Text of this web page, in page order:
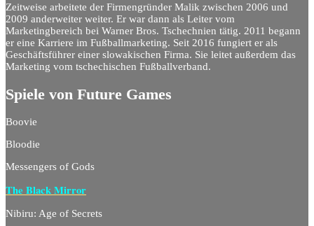
Zeitweise arbeitete der Firmengründer Malik zwischen 2006 und
2009 anderweiter weiter. Er war dann als Leiter vom
Marketingbereich bei Warner Bros. Tschechnien tätig. 2011 begann
er eine Karriere im Fußballmarketing. Seit 2016 fungiert er als
Geschäftsführer einer slowakischen Firma. Sie leitet außerdem das
Marketing vom tschechischen Fußballverband.
Spiele von Future Games
Boovie
Bloodie
Messengers of Gods
The Black Mirror
Nibiru: Age of Secrets